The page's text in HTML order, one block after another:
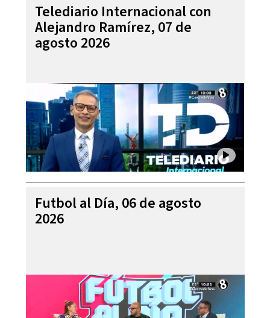
Telediario Internacional con
Alejandro Ramírez, 07 de
agosto 2026
Futbol al Día, 06 de agosto
2026